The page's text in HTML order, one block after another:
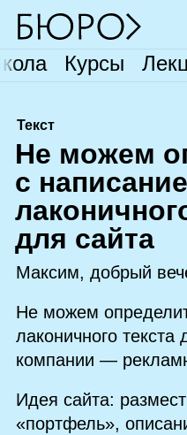
Курсы
Текст
Не можем
с
для сайта
Максим, добрый
Не можем
лаконичного
компании —
Идея сайта:
«портфель»,